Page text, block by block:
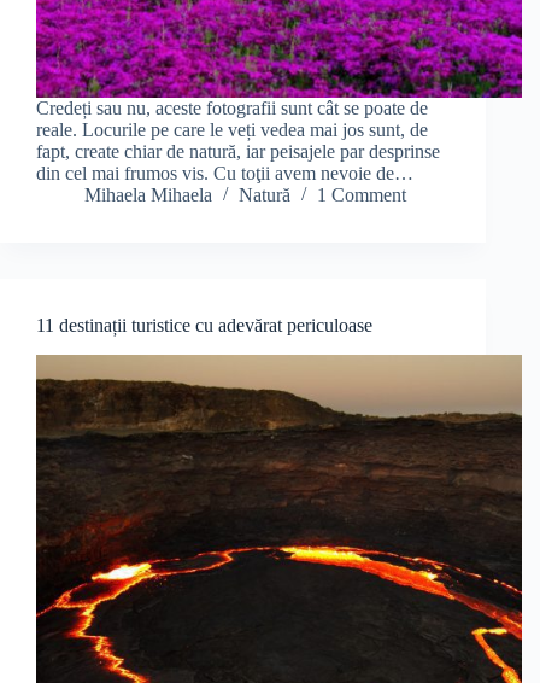
Credeți sau nu, aceste fotografii sunt cât se poate de
reale. Locurile pe care le veți vedea mai jos sunt, de
fapt, create chiar de natură, iar peisajele par desprinse
din cel mai frumos vis. Cu toţii avem nevoie de…
Mihaela Mihaela
Natură 1 Comment
11 destinații turistice cu adevărat periculoase